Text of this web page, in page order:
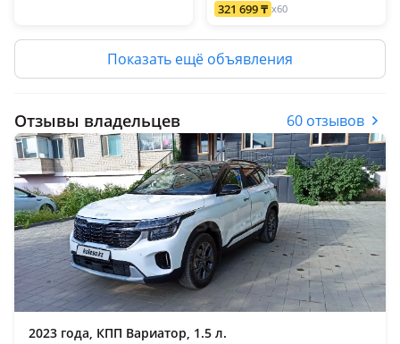
321 699 ₸ x60
Показать ещё объявления
Отзывы владельцев 60 отзывов
2023 года, КПП Вариатор, 1.5 л.